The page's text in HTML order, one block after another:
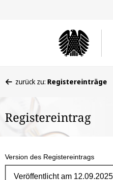
befinden
hier:
zurück zu: Registereinträge
Registereintrag
Version des Registereintrags